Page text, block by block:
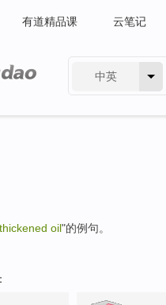
有道精品课 云笔记
中英
thickened oil"的例句。